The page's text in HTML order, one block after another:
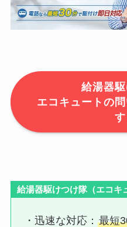
給湯器
エコキュートの
す
給湯器駆けつけ隊（エコキ
・迅速な対応：​最短